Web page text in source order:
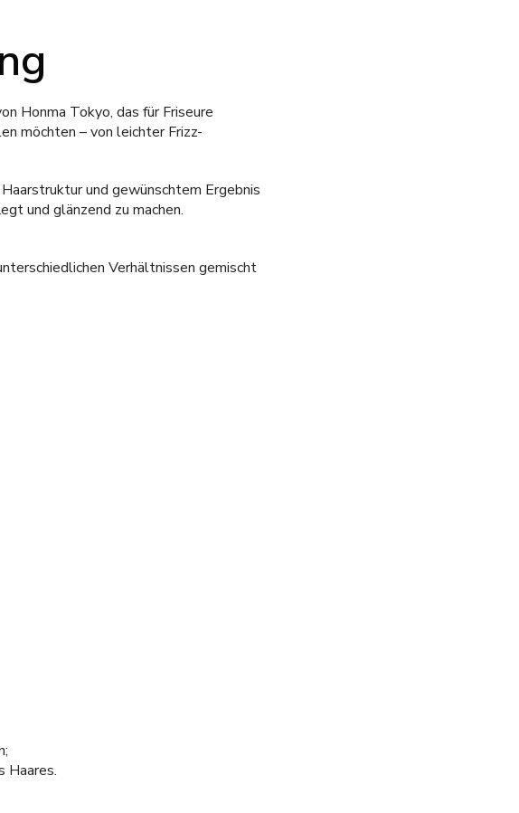
Honma Tokyo, das für Friseure
möchten – von leichter Frizz-
und gewünschtem Ergebnis
und glänzend zu machen.
Verhältnissen gemischt
Haares.